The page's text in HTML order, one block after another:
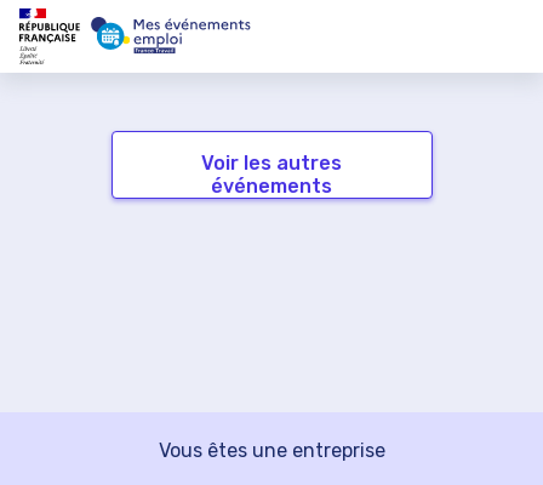
Voir les autres
événements
Vous êtes une entreprise